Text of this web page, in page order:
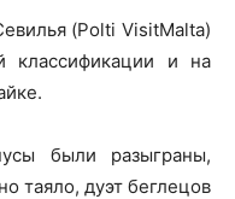
(Polti VisitMalta)
классификации и на
были разыграны,
таяло, дуэт беглецов